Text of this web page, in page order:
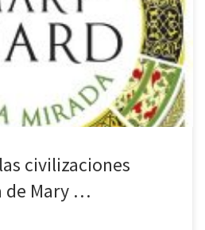
de Asturias de Ciencias Sociales en
la forma de ver la realidad por los
en la mirada (febrero de 2019),
[…]
civilizaciones
de Mary …